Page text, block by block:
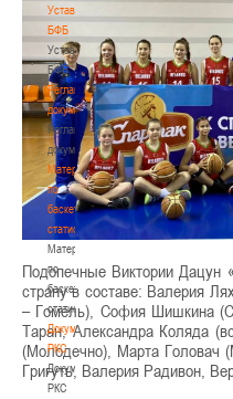
Устав
БФБ
Устав
БФБ
Регламентирующие
документы
Регламентирующие
документы
Материалы
по
баскетбольной
статистике
Материалы
по
баскетбольной
статистике
Документы
РКС
Документы
РКС
Подопечные Виктории Дацун
страну в составе: Валерия
– Гомель), София Шишкина
Таран, Александра Коляда
(Молодечно), Марта Головач
Григуть, Валерия Радивон,